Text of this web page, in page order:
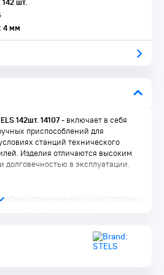
142 шт.
4 мм
142шт. 14107- включает в себя
приспособлений для
станций технического
Изделия отличаются высоким
долговечностью в эксплуатации.
ключи изготовлены
вставки выполнены из